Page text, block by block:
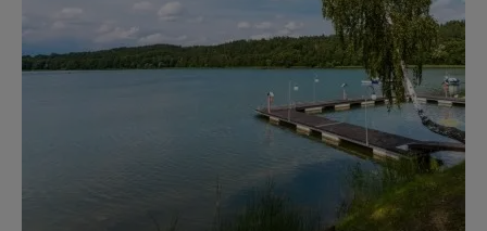
praw w odniesieniu do informacji zawartych w plikach
cookies. Twoja przeglądarka umożliwia Ci skasowanie
tych plików - w pewnych przypadkach nie możemy tego
zrobić za Ciebie.
Dziękujemy, i życzmy miłego odkrywania Mazur na